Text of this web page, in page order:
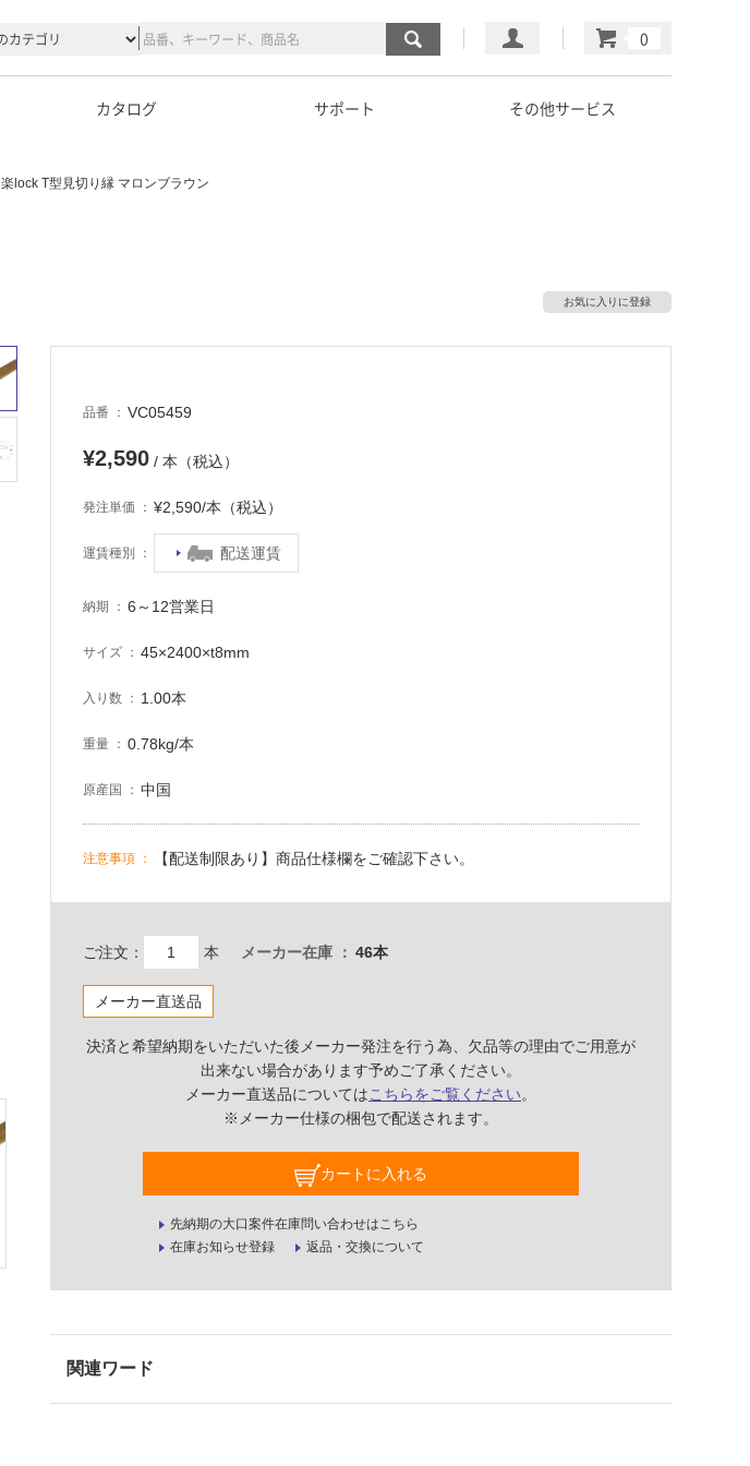
マイページ
カート
カタログ サポート その他サービス
楽lock T型見切り縁 マロンブラウン
お気に入りに登録
品番 VC05459
¥2,590 / 本（税込）
発注単価 ¥2,590/本（税込）
運賃種別 配送運賃
納期 6～12営業日
サイズ 45×2400×t8mm
入り数 1.00本
重量 0.78kg/本
原産国 中国
注意事項 【配送制限あり】商品仕様欄をご確認下さい。
ご注文： 本 メーカー在庫 46本
メーカー直送品
決済と希望納期をいただいた後メーカー発注を行う為、欠品等の理由でご用意が
出来ない場合があります予めご了承ください。
メーカー直送品についてはこちらをご覧ください。
※メーカー仕様の梱包で配送されます。
カートに入れる
先納期の大口案件在庫問い合わせはこちら
在庫お知らせ登録
返品・交換について